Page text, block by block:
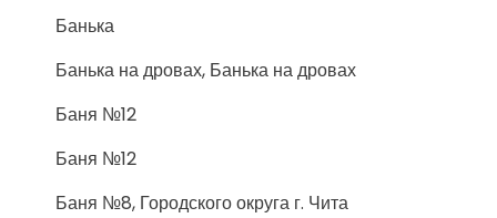
Банька
Банька на дровах, Банька на дровах
Баня №12
Баня №12
Баня №8, Городского округа г. Чита